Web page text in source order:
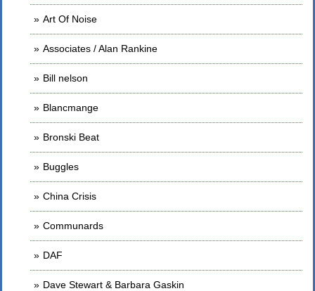
Art Of Noise
Associates / Alan Rankine
Bill nelson
Blancmange
Bronski Beat
Buggles
China Crisis
Communards
DAF
Dave Stewart & Barbara Gaskin